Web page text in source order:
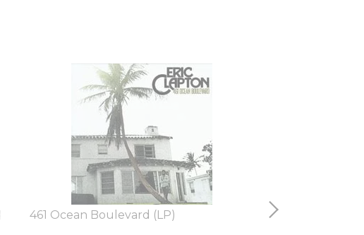
461 Ocean Boulevard (LP)